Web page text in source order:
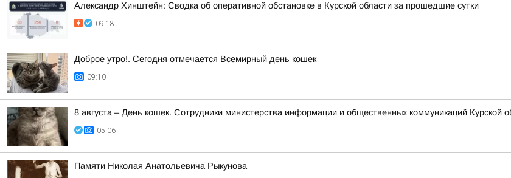
Александр Хинштейн: Сводка об оперативной обстановке в Курской области за прошедшие сутки
09:18
Доброе утро!. Сегодня отмечается Всемирный день кошек
09:10
8 августа – День кошек. Сотрудники министерства информации и общественных коммуникаций Курской
05:06
Памяти Николая Анатольевича Рыкунова